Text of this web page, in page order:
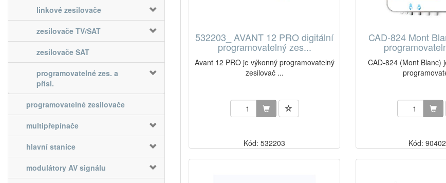
linkové zesilovače
zesilovače TV/SAT
zesilovače SAT
programovatelné zes. a
přísl.
programovatelné zesilovače
multipřepínače
hlavní stanice
modulátory AV signálu
532203_ AVANT 12 PRO digitální
programovatelný zes...
Avant 12 PRO je výkonný programovatelný
zesilovač ...
Kód: 532203
CAD-824 Mont
CAD-824 (Mont Blanc)
Kód: